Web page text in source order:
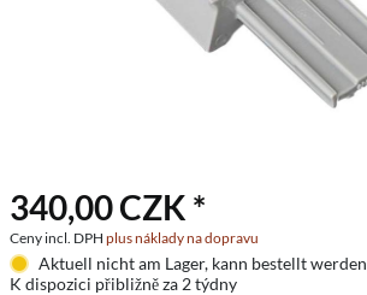
340,00 CZK *
Ceny incl. DPH plus náklady na dopravu
Aktuell nicht am Lager, kann bestellt werden
K dispozici přibližně za 2 týdny